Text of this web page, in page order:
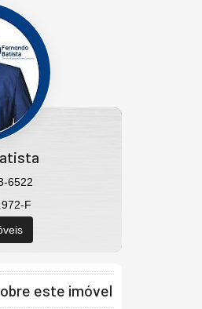
6522
F
este imóvel